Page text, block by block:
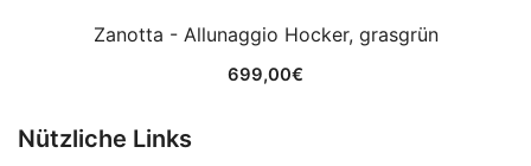
Zanotta - Allunaggio Hocker, grasgrün
699,00€
Nützliche Links